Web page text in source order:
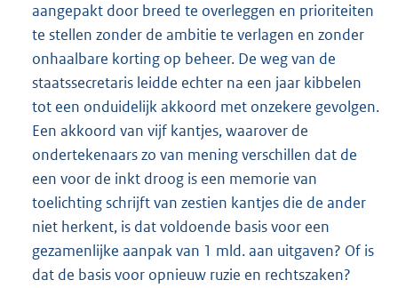
aangepakt door breed te overleggen en prioriteiten
te stellen zonder de ambitie te verlagen en zonder
onhaalbare korting op beheer. De weg van de
staatssecretaris leidde echter na een jaar kibbelen
tot een onduidelijk akkoord met onzekere gevolgen.
Een akkoord van vijf kantjes, waarover de
ondertekenaars zo van mening verschillen dat de
een voor de inkt droog is een memorie van
toelichting schrijft van zestien kantjes die de ander
niet herkent, is dat voldoende basis voor een
gezamenlijke aanpak van 1 mld. aan uitgaven? Of is
dat de basis voor opnieuw ruzie en rechtszaken?